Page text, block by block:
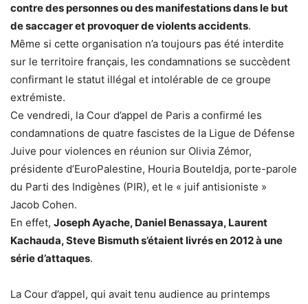
contre des personnes ou des manifestations dans le but
de saccager et provoquer de violents accidents.
Même si cette organisation n’a toujours pas été interdite
sur le territoire français, les condamnations se succèdent
confirmant le statut illégal et intolérable de ce groupe
extrémiste.
Ce vendredi, la Cour d’appel de Paris a confirmé les
condamnations de quatre fascistes de la Ligue de Défense
Juive pour violences en réunion sur Olivia Zémor,
présidente d’EuroPalestine, Houria Bouteldja, porte-parole
du Parti des Indigènes (PIR), et le « juif antisioniste »
Jacob Cohen.
En effet, Joseph Ayache, Daniel Benassaya, Laurent
Kachauda, Steve Bismuth s’étaient livrés en 2012 à une
série d’attaques.
La Cour d’appel, qui avait tenu audience au printemps